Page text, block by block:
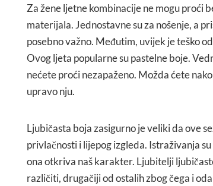
Za žene ljetne kombinacije ne mogu proći
materijala. Jednostavne su za nošenje, a
posebno važno. Međutim, uvijek je teško
Ovog ljeta popularne su pastelne boje.
nećete proći nezapaženo. Možda ćete
upravo nju.
Ljubičasta boja zasigurno je veliki da ove
privlačnosti i lijepog izgleda. Istraživanja
ona otkriva naš karakter. Ljubitelji
različiti, drugačiji od ostalih zbog čega i